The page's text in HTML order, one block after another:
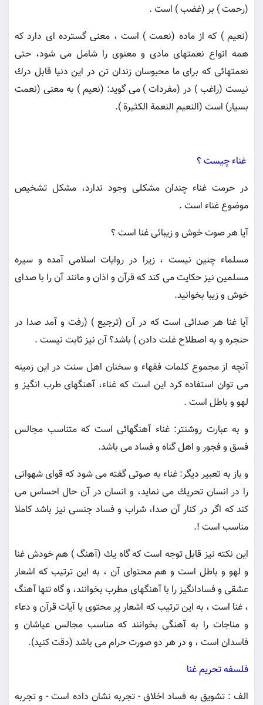
(رحمت ) بر (غضب ) است .
(نعيم ) كه از ماده (نعمت ) است ، معنى گسترده اى دارد كه
همه انواع نعمتهاى مادى و معنوى را شامل مى شود، حتى
نعمتهائى كه براى ما محبوسان زندان تن در اين دنيا قابل درك
نيست (راغب ) در (مفردات ) مى گويد: (نعيم ) به معنى (نعمت
بسيار) است (النعيم النعمة الكثيرة ).
غناء چيست ؟
در حرمت غناء چندان مشكلى وجود ندارد، مشكل تشخيص
موضوع غناء است .
آيا هر صوت خوش و زيبائى غنا است ؟
مسلماء چنين نيست ، زيرا در روايات اسلامى آمده و سيره
مسلمين نيز حكايت مى كند كه قرآن و اذان و مانند آن را با صداى
خوش و زيبا بخوانيد.
آيا غنا هر صدائى است كه در آن (ترجيع ) (رفت و آمد صدا در
حنجره و به اصطلاح غلت دادن ) باشد؟ آن نيز ثابت نيست .
آنچه از مجموع كلمات فقهاء و سخنان اهل سنت در اين زمينه
مى توان استفاده كرد اين است كه غناء، آهنگهاى طرب انگيز و
لهو و باطل است .
و به عبارت روشنتر: غناء آهنگهائى است كه متناسب مجالس
فسق و فجور و اهل گناه و فساد مى باشد.
و باز به تعبير ديگر: غناء به صوتى گفته مى شود كه قواى شهوانى
را در انسان تحريك مى نمايد، و انسان در آن حال احساس مى
كند كه اگر در كنار آن صدا، شراب و فساد جنسى نيز باشد كاملا
مناسب است !.
اين نكته نيز قابل توجه است كه گاه يك (آهنگ ) هم خودش غنا
و لهو و باطل است و هم محتواى آن ، به اين ترتيب كه اشعار
عشقى و فسادانگيز را با آهنگهاى مطرب بخوانند، و گاه تنها آهنگ
، غنا است ، به اين ترتيب كه اشعار پر محتوى يا آيات قرآن و دعاء
و مناجات را به آهنگى بخوانند كه مناسب مجالس عياشان و
فاسدان است ، و در هر دو صورت حرام مى باشد (دقت كنيد).
فلسفه تحريم غنا
الف : تشويق به فساد اخلاق - تجربه نشان داده است - و تجربه